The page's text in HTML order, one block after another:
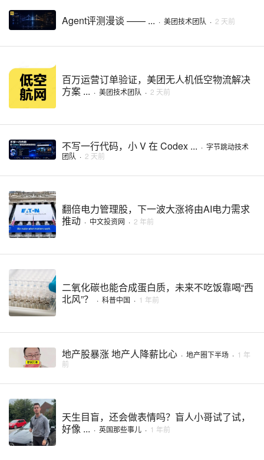
Agent评测漫谈 —— ... · 美团技术团队 · 2 天前
百万运营订单验证，美团无人机低空物流解决
方案 ... · 美团技术团队 · 2 天前
不写一行代码，小 V 在 Codex ... · 字节跳动技术
团队 · 2 天前
翻倍电力管理股，下一波大涨将由AI电力需求
推动 · 中文投资网 · 2 年前
二氧化碳也能合成蛋白质，未来不吃饭靠喝“西
北风”？
· 科普中国 · 1 年前
地产股暴涨 地产人降薪比心 · 地产圈下半场 · 1 年
前
天生目盲，还会做表情吗？盲人小哥试了试，
好像 ... · 英国那些事儿 · 1 年前